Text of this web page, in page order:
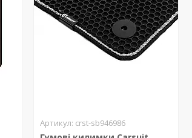
crst-sb946986